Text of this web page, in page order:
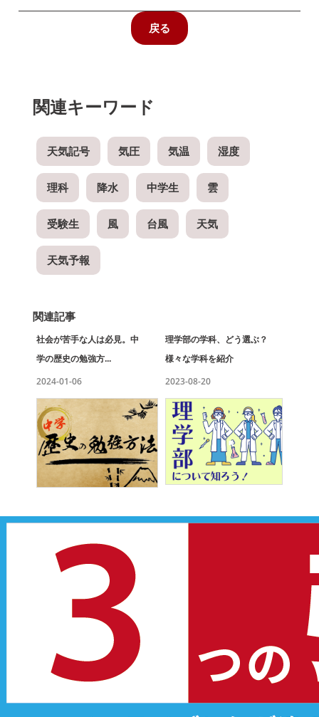
戻る
関連キーワード
天気記号 気圧 気温 湿度
理科 降水 中学生 雲
受験生 風 台風 天気
天気予報
関連記事
社会が苦手な人は必見。中
学の歴史の勉強方...
2024-01-06
理学部の学科、どう選ぶ？
様々な学科を紹介
2023-08-20